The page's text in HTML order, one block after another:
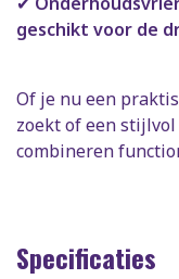
geschikt voor de
Of je nu een
zoekt of een stijlvol
combineren
Specificaties